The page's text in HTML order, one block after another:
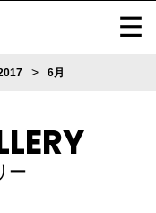
> 6月
ー